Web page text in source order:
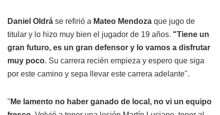
Daniel Oldrá se refirió a Mateo Mendoza que jugo de
titular y lo hizo muy bien el jugador de 19 años. "Tiene un
gran futuro, es un gran defensor y lo vamos a disfrutar
muy poco. Su carrera recién empieza y espero que siga
por este camino y sepa llevar este carrera adelante".
" Me lamento no haber ganado de local, no vi un equipo